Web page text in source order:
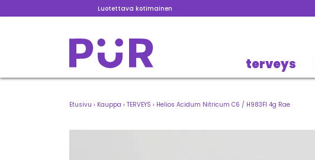
Luotettava kotimainen
terveys
Etusivu › Kauppa › TERVEYS › Helios Acidum Nitricum C6 / H983FI 4g Rae